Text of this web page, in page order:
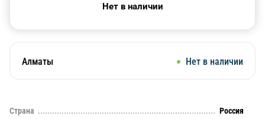
Нет в наличии
Алматы Нет в наличии
Страна Россия